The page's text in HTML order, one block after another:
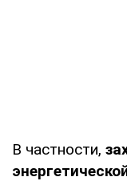
В частности,